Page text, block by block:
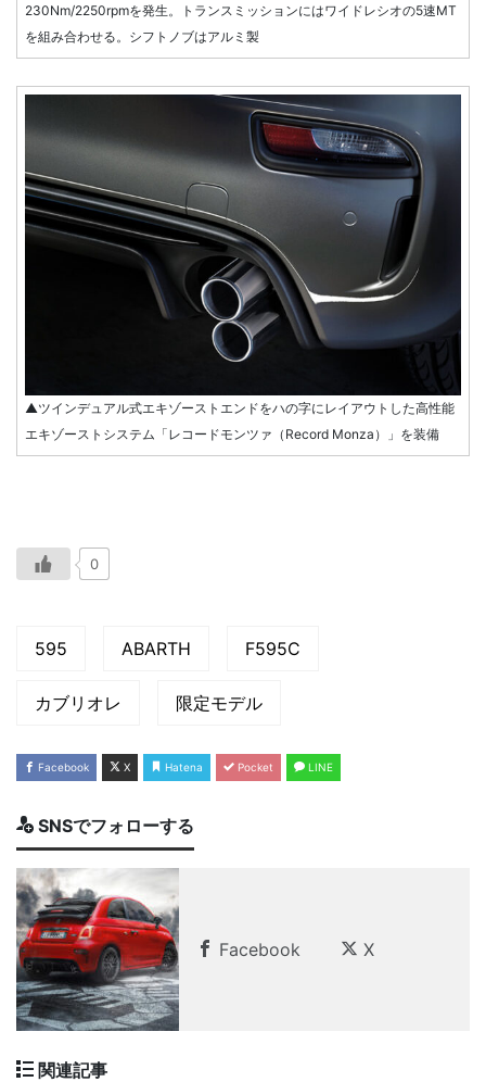
230Nm/2250rpmを発生。トランスミッションにはワイドレシオの5速MT
を組み合わせる。シフトノブはアルミ製
▲ツインデュアル式エキゾーストエンドをハの字にレイアウトした高性能
エキゾーストシステム「レコードモンツァ（Record Monza）」を装備
0
595 ABARTH F595C
カブリオレ 限定モデル
Facebook X Hatena Pocket LINE
SNSでフォローする
Facebook X
関連記事